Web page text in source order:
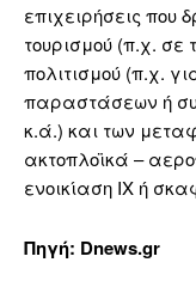
επιχειρήσεις που
τουρισμού (π.χ. σε
πολιτισμού (π.χ.
παραστάσεων ή
κ.ά.) και των
ακτοπλοϊκά –
ενοικίαση ΙΧ ή
Πηγή: Dnews.gr